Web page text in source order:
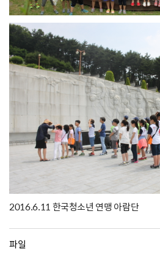
2016.6.11 한국청소년 연맹 아람단
파일